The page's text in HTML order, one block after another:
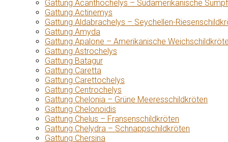
Gattung Acanthochelys – Südamerikanische
Gattung Actinemys
Gattung Aldabrachelys – Seychellen-
Gattung Amyda
Gattung Apalone – Amerikanische
Gattung Astrochelys
Gattung Batagur
Gattung Caretta
Gattung Carettochelys
Gattung Centrochelys
Gattung Chelonia – Grüne Meeresschildkröten
Gattung Chelonoidis
Gattung Chelus – Fransenschildkröten
Gattung Chelydra – Schnappschildkröten
Gattung Chersina